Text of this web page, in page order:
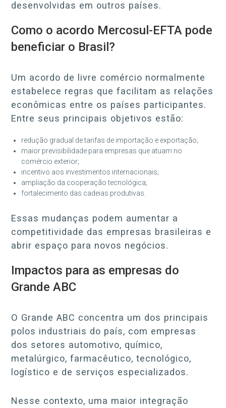
desenvolvidas em outros países.
Como o acordo Mercosul-EFTA pode
beneficiar o Brasil?
Um acordo de livre comércio normalmente
estabelece regras que facilitam as relações
econômicas entre os países participantes.
Entre seus principais objetivos estão:
redução gradual de tarifas de importação e exportação;
maior previsibilidade para empresas que atuam no
comércio exterior;
incentivo aos investimentos internacionais;
ampliação da cooperação tecnológica;
fortalecimento das cadeias produtivas.
Essas mudanças podem aumentar a
competitividade das empresas brasileiras e
abrir espaço para novos negócios.
Impactos para as empresas do
Grande ABC
O Grande ABC concentra um dos principais
polos industriais do país, com empresas
dos setores automotivo, químico,
metalúrgico, farmacêutico, tecnológico,
logístico e de serviços especializados.
Nesse contexto, uma maior integração